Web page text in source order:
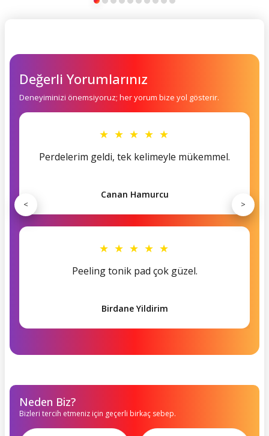
Değerli Yorumlarınız
Deneyiminizi önemsiyoruz; her yorum bize yol gösterir.
★ ★ ★ ★ ★
Perdelerim geldi, tek kelimeyle mükemmel.
Canan Hamurcu
★ ★ ★ ★ ★
Peeling tonik pad çok güzel.
Birdane Yildirim
< >
Neden Biz?
Bizleri tercih etmeniz için geçerli birkaç sebep.